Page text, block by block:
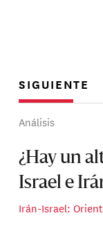
SIGUIENTE
Análisis
¿Hay un
Israel e
Irán-Israel: